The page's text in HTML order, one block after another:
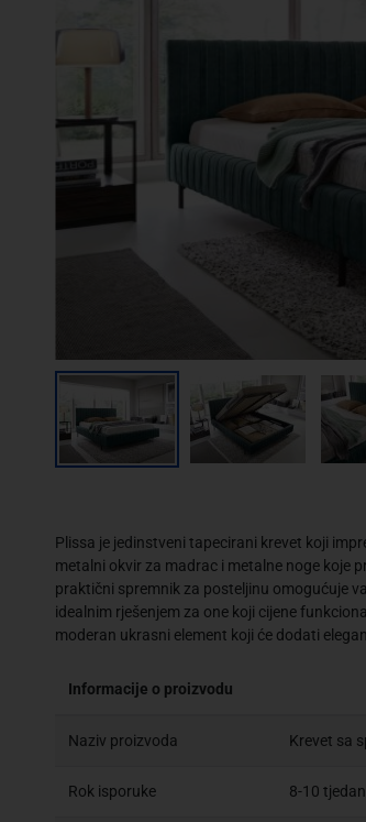
Plissa je jedinstveni tapecirani krevet koji
metalni okvir za madrac i metalne noge koje
praktični spremnik za posteljinu omogućuje
idealnim rješenjem za one koji cijene
moderan ukrasni element koji će dodati
Informacije o proizvodu
Naziv proizvoda Krevet sa
Rok isporuke 8-10